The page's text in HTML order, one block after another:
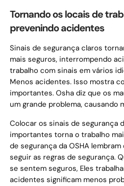
Tornando os locais de
prevenindo acidentes
Sinais de segurança claros
mais seguros, interrompendo
trabalho com sinais em vários
Menos acidentes. Isso mostra
importantes. Osha diz que os
um grande problema, causando
Colocar os sinais de segurança
importantes torna o trabalho
de segurança da OSHA
seguir as regras de segurança.
se sentem seguros, Eles
acidentes significam menos